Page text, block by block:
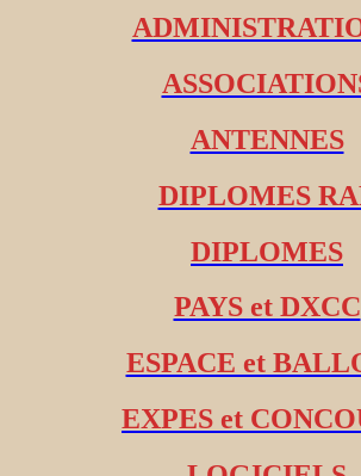
ANTENNES
DIPLOMES
DIPLOMES
PAYS et DXCC
ESPACE et
EXPES et